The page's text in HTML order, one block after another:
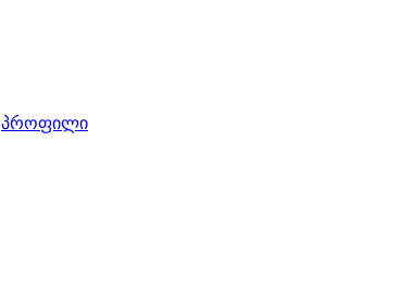
პროფილი